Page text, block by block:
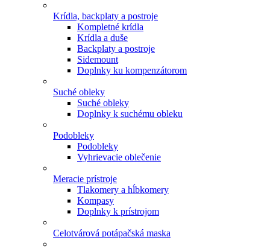
Krídla, backplaty a postroje
Kompletné krídla
Krídla a duše
Backplaty a postroje
Sidemount
Doplnky ku kompenzátorom
Suché obleky
Suché obleky
Doplnky k suchému obleku
Podobleky
Podobleky
Vyhrievacie oblečenie
Meracie prístroje
Tlakomery a hĺbkomery
Kompasy
Doplnky k prístrojom
Celotvárová potápačská maska